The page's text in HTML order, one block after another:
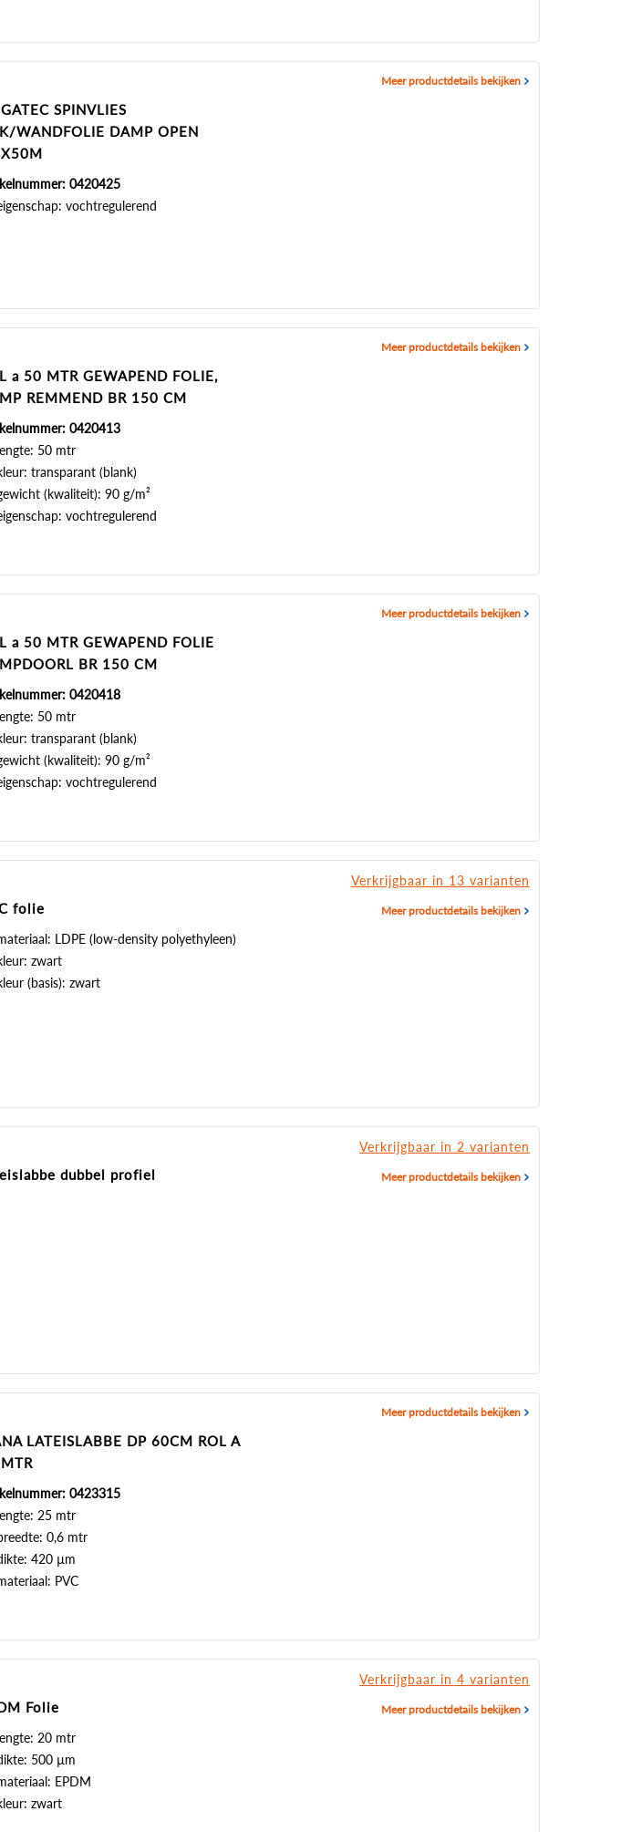
SPINVLIES
WANDFOLIE DAMP OPEN
0420425
vochtregulerend
Meer productdetails bekijken
a 50 MTR GEWAPEND FOLIE,
REMMEND BR 150 CM
0420413
50 mtr
transparant (blank)
(kwaliteit): 90 g/m²
vochtregulerend
Meer productdetails bekijken
a 50 MTR GEWAPEND FOLIE
BR 150 CM
0420418
50 mtr
transparant (blank)
(kwaliteit): 90 g/m²
vochtregulerend
Meer productdetails bekijken
folie
LDPE (low-density polyethyleen)
zwart
(basis): zwart
Verkrijgbaar in 13 varianten
Meer productdetails bekijken
dubbel profiel
Verkrijgbaar in 2 varianten
Meer productdetails bekijken
LATEISLABBE DP 60CM ROL A
0423315
25 mtr
0,6 mtr
420 µm
PVC
Meer productdetails bekijken
Folie
20 mtr
500 µm
EPDM
zwart
Verkrijgbaar in 4 varianten
Meer productdetails bekijken